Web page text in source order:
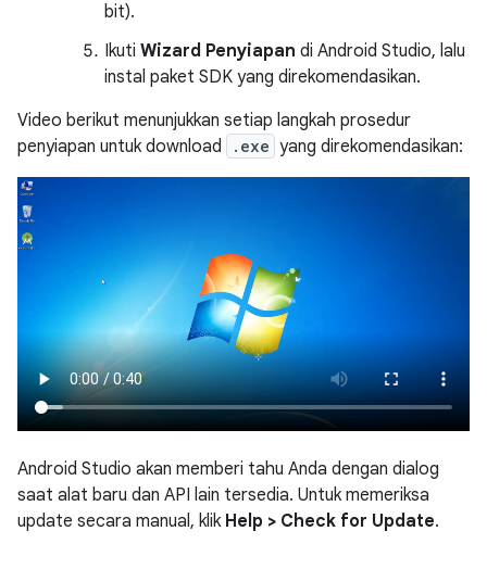
bit).
Ikuti Wizard Penyiapan di Android Studio, lalu
instal paket SDK yang direkomendasikan.
Video berikut menunjukkan setiap langkah prosedur
penyiapan untuk download
.exe yang direkomendasikan:
Android Studio akan memberi tahu Anda dengan dialog
saat alat baru dan API lain tersedia. Untuk memeriksa
update secara manual, klik Help > Check for Update.